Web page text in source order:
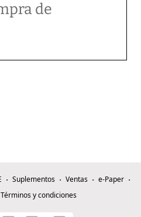
de
Suplementos Ventas
e-Paper
Términos y condiciones